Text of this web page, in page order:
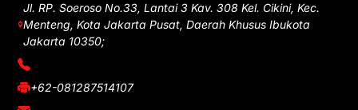
Jl. RP. Soeroso No.33, Lantai 3 Kav. 308 Kel. Cikini, Kec.
Menteng, Kota Jakarta Pusat, Daerah Khusus Ibukota
Jakarta 10350;
(021) 3908026
+62-081287514107